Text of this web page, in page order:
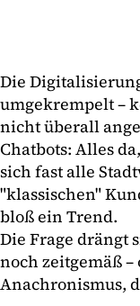
Die
umgekrempelt –
nicht überall
Chatbots: Alles
sich fast alle
"klassischen"
bloß ein Trend.
Die Frage drängt
noch zeitgemäß
Anachronismus,